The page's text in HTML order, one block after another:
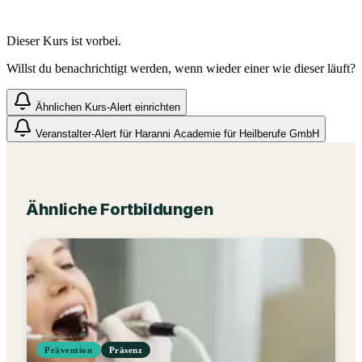
Dieser Kurs ist vorbei.
Willst du benachrichtigt werden, wenn wieder einer wie dieser läuft?
Ähnlichen Kurs-Alert einrichten
Veranstalter-Alert für Haranni Academie für Heilberufe GmbH
Ähnliche Fortbildungen
Prävention Präsenz